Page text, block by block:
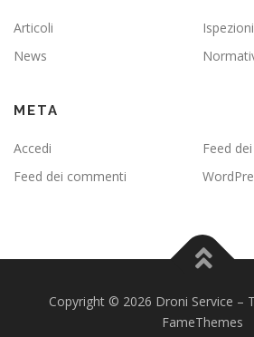
Articoli
Ispezioni
News
META
Accedi
Feed
Feed dei commenti
Copyright © 2026 Droni Service –
FameThemes